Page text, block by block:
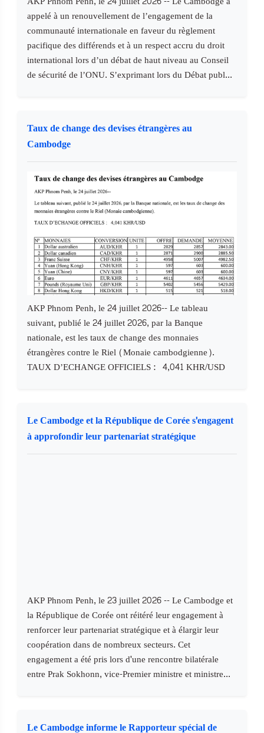
appelé à un renouvellement de l’engagement de la
communauté internationale en faveur du règlement
pacifique des différends et à un respect accru du droit
international lors d’un débat de haut niveau au Conseil
de sécurité de l’ONU. S’exprimant lors du Débat publ...
Taux de change des devises étrangères au
Cambodge
AKP Phnom Penh, le 24 juillet 2026-- Le tableau
suivant, publié le 24 juillet 2026, par la Banque
nationale, est les taux de change des monnaies
étrangères contre le Riel (Monaie cambodgienne).
TAUX D’ECHANGE OFFICIELS : 4,041 KHR/USD
Le Cambodge et la République de Corée s'engagent
à approfondir leur partenariat stratégique
AKP Phnom Penh, le 23 juillet 2026 -- Le Cambodge et
la République de Corée ont réitéré leur engagement à
renforcer leur partenariat stratégique et à élargir leur
coopération dans de nombreux secteurs. Cet
engagement a été pris lors d'une rencontre bilatérale
entre Prak Sokhonn, vice-Premier ministre et ministre...
Le Cambodge informe le Rapporteur spécial de